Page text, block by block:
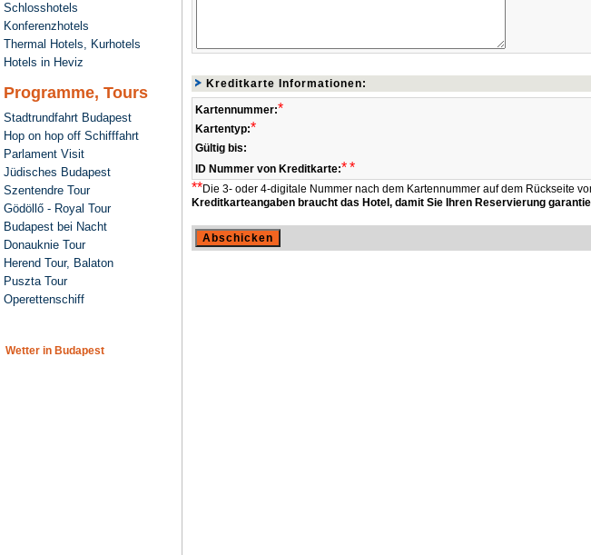
Schlosshotels
Konferenzhotels
Thermal Hotels, Kurhotels
Hotels in Heviz
Programme, Tours
Stadtrundfahrt Budapest
Hop on hop off Schifffahrt
Parlament Visit
Jüdisches Budapest
Szentendre Tour
Gödöllő - Royal Tour
Budapest bei Nacht
Donauknie Tour
Herend Tour, Balaton
Puszta Tour
Operettenschiff
Wetter in Budapest
Kreditkarte Informationen:
Kartennummer:*
Kartentyp:*
Gültig bis:
ID Nummer von Kreditkarte:**
**Die 3- oder 4-digitale Nummer nach dem Kartennummer auf dem Rückseite
Kreditkarteangaben braucht das Hotel, damit Sie Ihren Reservierung